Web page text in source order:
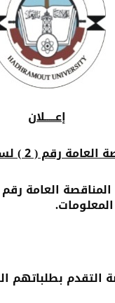
إعـــــلان
رقم ( 2 ) لسنة 2023 م
التقدم بطلباتهم